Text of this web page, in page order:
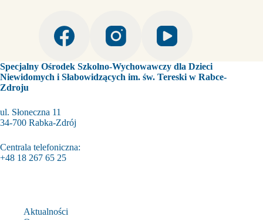
Specjalny Ośrodek Szkolno-Wychowawczy dla Dzieci
Niewidomych i Słabowidzących im. św. Tereski w Rabce-
Zdroju
ul. Słoneczna 11
34-700 Rabka-Zdrój
Centrala telefoniczna:
+48 18 267 65 25
Aktualności